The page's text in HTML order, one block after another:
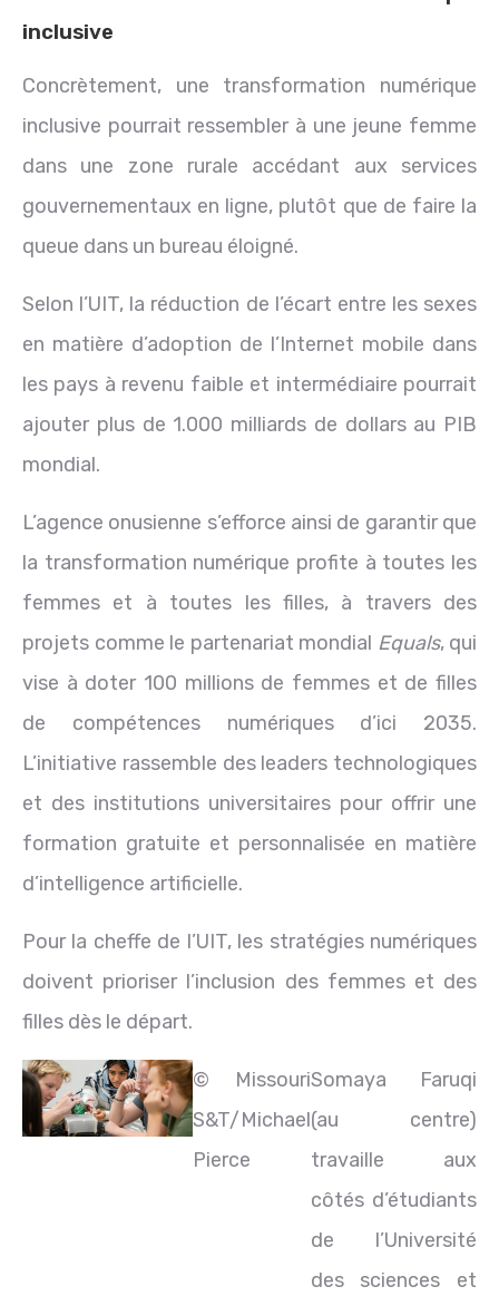
inclusive
Concrètement, une transformation numérique
inclusive pourrait ressembler à une jeune femme
dans une zone rurale accédant aux services
gouvernementaux en ligne, plutôt que de faire la
queue dans un bureau éloigné.
Selon l’UIT, la réduction de l’écart entre les sexes
en matière d’adoption de l’Internet mobile dans
les pays à revenu faible et intermédiaire pourrait
ajouter plus de 1.000 milliards de dollars au PIB
mondial.
L’agence onusienne s’efforce ainsi de garantir que
la transformation numérique profite à toutes les
femmes et à toutes les filles, à travers des
projets comme le partenariat mondial Equals, qui
vise à doter 100 millions de femmes et de filles
de compétences numériques d’ici 2035.
L’initiative rassemble des leaders technologiques
et des institutions universitaires pour offrir une
formation gratuite et personnalisée en matière
d’intelligence artificielle.
Pour la cheffe de l’UIT, les stratégies numériques
doivent prioriser l’inclusion des femmes et des
filles dès le départ.
© Missouri
S&T/Michael
Pierce
Somaya Faruqi
(au centre)
travaille aux
côtés d’étudiants
de l’Université
des sciences et